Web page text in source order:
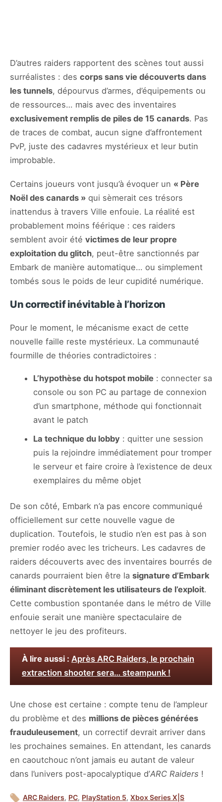
D’autres raiders rapportent des scènes tout aussi
surréalistes : des corps sans vie découverts dans
les tunnels, dépourvus d’armes, d’équipements ou
de ressources… mais avec des inventaires
exclusivement remplis de piles de 15 canards. Pas
de traces de combat, aucun signe d’affrontement
PvP, juste des cadavres mystérieux et leur butin
improbable.
Certains joueurs vont jusqu’à évoquer un « Père
Noël des canards » qui sèmerait ces trésors
inattendus à travers Ville enfouie. La réalité est
probablement moins féérique : ces raiders
semblent avoir été victimes de leur propre
exploitation du glitch, peut-être sanctionnés par
Embark de manière automatique… ou simplement
tombés sous le poids de leur cupidité numérique.
Un correctif inévitable à l’horizon
Pour le moment, le mécanisme exact de cette
nouvelle faille reste mystérieux. La communauté
fourmille de théories contradictoires :
L’hypothèse du hotspot mobile : connecter sa
console ou son PC au partage de connexion
d’un smartphone, méthode qui fonctionnait
avant le patch
La technique du lobby : quitter une session
puis la rejoindre immédiatement pour tromper
le serveur et faire croire à l’existence de deux
exemplaires du même objet
De son côté, Embark n’a pas encore communiqué
officiellement sur cette nouvelle vague de
duplication. Toutefois, le studio n’en est pas à son
premier rodéo avec les tricheurs. Les cadavres de
raiders découverts avec des inventaires bourrés de
canards pourraient bien être la signature d’Embark
éliminant discrètement les utilisateurs de l’exploit.
Cette combustion spontanée dans le métro de Ville
enfouie serait une manière spectaculaire de
nettoyer le jeu des profiteurs.
À lire aussi : Après ARC Raiders, le prochain
extraction shooter sera… steampunk !
Une chose est certaine : compte tenu de l’ampleur
du problème et des millions de pièces générées
frauduleusement, un correctif devrait arriver dans
les prochaines semaines. En attendant, les canards
en caoutchouc n’ont jamais eu autant de valeur
dans l’univers post-apocalyptique d’ARC Raiders !
ARC Raiders, PC, PlayStation 5, Xbox Series X|S